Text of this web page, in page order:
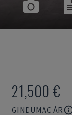
21,500 €
GINDUMAC ÁR